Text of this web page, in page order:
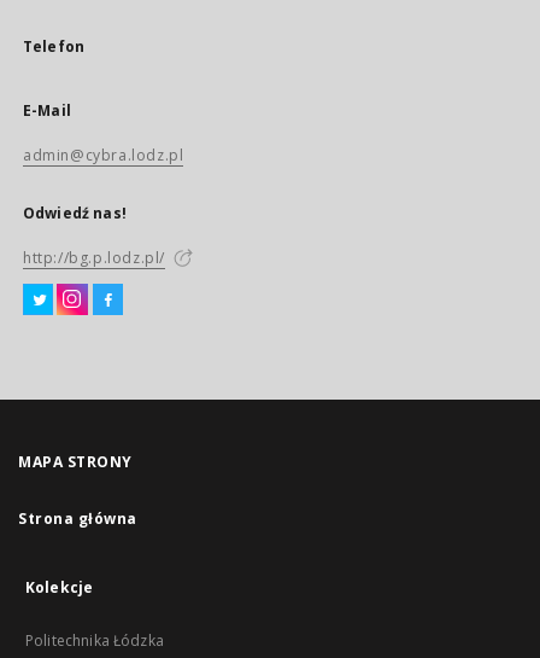
Telefon
E-Mail
admin@cybra.lodz.pl
Odwiedź nas!
http://bg.p.lodz.pl/
MAPA STRONY
Strona główna
Kolekcje
Politechnika Łódzka